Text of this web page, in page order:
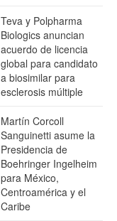
Teva y Polpharma
Biologics anuncian
acuerdo de licencia
global para candidato
a biosimilar para
esclerosis múltiple
Martín Corcoll
Sanguinetti asume la
Presidencia de
Boehringer Ingelheim
para México,
Centroamérica y el
Caribe